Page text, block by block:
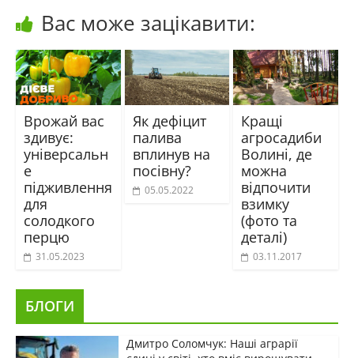
Вас може зацікавити:
Врожай вас
здивує:
універсальн
е
підживлення
для
солодкого
перцю
31.05.2023
Як дефіцит
палива
вплинув на
посівну?
05.05.2022
Кращі
агросадиби
Волині, де
можна
відпочити
взимку
(фото та
деталі)
03.11.2017
БЛОГИ
Дмитро Соломчук: Наші аграрії